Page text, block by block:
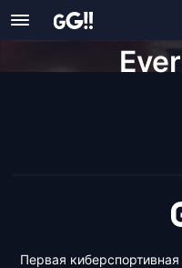
Первая